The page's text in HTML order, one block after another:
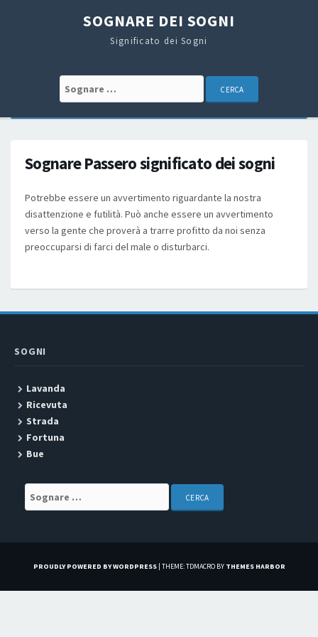
SOGNARE DEI SOGNI
Significato dei Sogni
Search for:
Sognare Passero significato dei sogni
Potrebbe essere un avvertimento riguardante la nostra
disattenzione e futilità. Può anche essere un avvertimento
verso la gente che proverà a trarre profitto da noi senza
preoccuparsi di farci del male o disturbarci.
SOGNI
Lavanda
Ricevuta
Strada
Fortuna
Bue
Search for:
PROUDLY POWERED BY WORDPRESS | THEME: TDMACRO BY THEMES HARBOR